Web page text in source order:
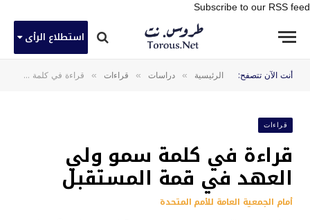
Subscribe to our RSS feed
استطلاع الرأى
أنت الآن تتصفح: الرئيسية » دراسات » قراءات » قراءة في كلمة سمو ولي العهد في قمة المستقبل
قراءات
قراءة في كلمة سمو ولي
العهد في قمة المستقبل
أمام الجمعية العامة للأمم المتحدة